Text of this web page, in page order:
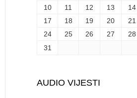
10 11 12 13 14
17
18 19 20 21
24
25 26 27 28
31
AUDIO VIJESTI